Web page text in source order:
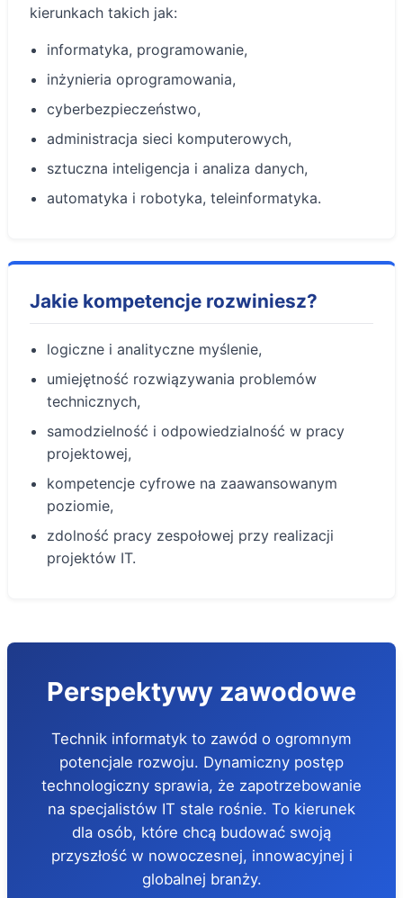
kierunkach takich jak:
informatyka, programowanie,
inżynieria oprogramowania,
cyberbezpieczeństwo,
administracja sieci komputerowych,
sztuczna inteligencja i analiza danych,
automatyka i robotyka, teleinformatyka.
Jakie kompetencje rozwiniesz?
logiczne i analityczne myślenie,
umiejętność rozwiązywania problemów
technicznych,
samodzielność i odpowiedzialność w pracy
projektowej,
kompetencje cyfrowe na zaawansowanym
poziomie,
zdolność pracy zespołowej przy realizacji
projektów IT.
Perspektywy zawodowe
Technik informatyk to zawód o ogromnym
potencjale rozwoju. Dynamiczny postęp
technologiczny sprawia, że zapotrzebowanie
na specjalistów IT stale rośnie. To kierunek
dla osób, które chcą budować swoją
przyszłość w nowoczesnej, innowacyjnej i
globalnej branży.